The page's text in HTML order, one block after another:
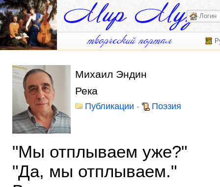
Михаил Эндин
Река
Публикации - Поэзия
"Мы отплываем уже?"
"Да, мы отплываем."